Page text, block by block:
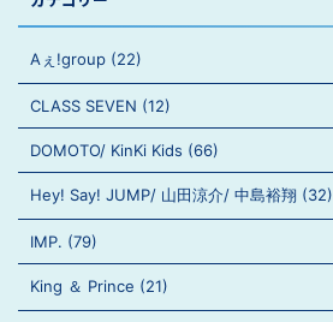
Aぇ!group (22)
CLASS SEVEN (12)
DOMOTO/ KinKi Kids (66)
Hey! Say! JUMP/ 山田涼介/ 中島裕翔 (32)
IMP. (79)
King ＆ Prince (21)